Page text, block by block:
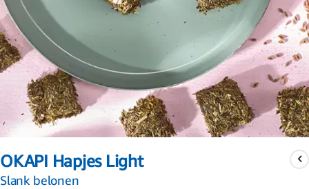
het
van
OKAPI Hapjes Light
Slank belonen